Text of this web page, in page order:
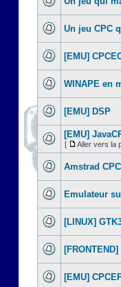
Un jeu CPC
[EMU]
WINAPE en
[EMU] DSP
[EMU]
[ Aller vers la
Amstrad
Emulateur
[LINUX]
[EMU]